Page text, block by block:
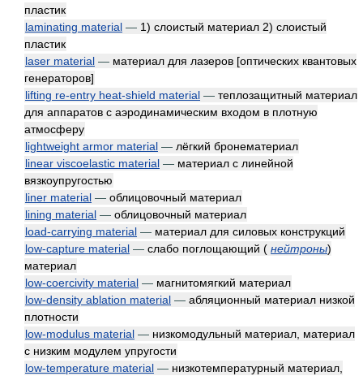
пластик
laminating material — 1) слоистый материал 2) слоистый
пластик
laser material — материал для лазеров [оптических квантовых
генераторов]
lifting re-entry heat-shield material — теплозащитный материал
для аппаратов с аэродинамическим входом в плотную
атмосферу
lightweight armor material — лёгкий бронематериал
linear viscoelastic material — материал с линейной
вязкоупругостью
liner material — облицовочный материал
lining material — облицовочный материал
load-carrying material — материал для силовых конструкций
low-capture material — слабо поглощающий ( нейтроны)
материал
low-coercivity material — магнитомягкий материал
low-density ablation material — абляционный материал низкой
плотности
low-modulus material — низкомодульный материал, материал
с низким модулем упругости
low-temperature material — низкотемпературный материал,